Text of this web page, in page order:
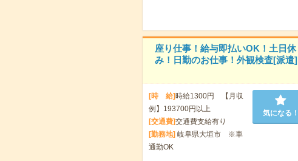
座り仕事！給与即払いOK！土日休
み！日勤のお仕事！外観検査[派遣]
[時 給]時給1300円 【月収
例】193700円以上
[交通費]交通費支給有り
[勤務地] 岐阜県大垣市 ※車
通勤OK
気になる！